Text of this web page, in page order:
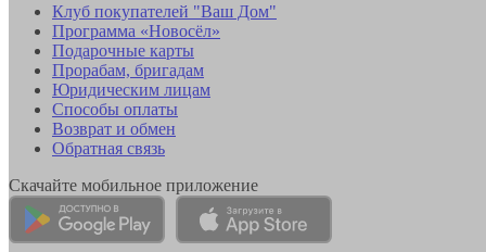
Клуб покупателей "Ваш Дом"
Программа «Новосёл»
Подарочные карты
Прорабам, бригадам
Юридическим лицам
Способы оплаты
Возврат и обмен
Обратная связь
Скачайте мобильное приложение